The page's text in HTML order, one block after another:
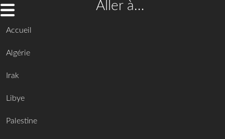
Aller à…
Accueil
Algérie
Irak
Libye
Palestine